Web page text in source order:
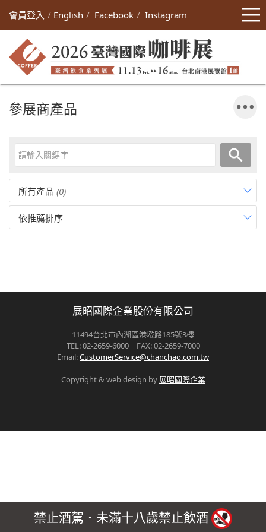
會員登入 English Facebook Instagram
參展商產品
所有產品 (0)
依推薦排序
展昭國際企業股份有限公司
11494台北市內湖區港墘路185號3樓
TEL: 02-2659-6000 FAX: 02-2659-7000
Email:CustomerService@chanchao.com.tw
Copyright & web design by 展昭國際企業
禁止酒駕．未滿十八歲禁止飲酒